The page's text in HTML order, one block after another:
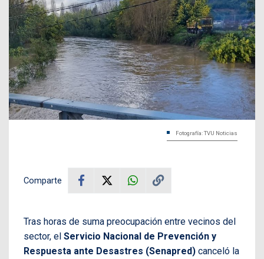
Fotografía: TVU Noticias
Comparte
Tras horas de suma preocupación entre vecinos del
sector, el Servicio Nacional de Prevención y
Respuesta ante Desastres (Senapred) canceló la